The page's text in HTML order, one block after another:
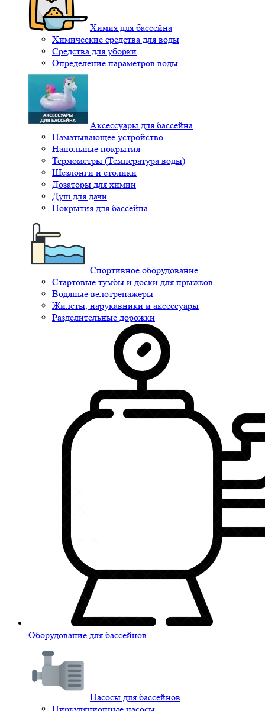
Химия для бассейна
Химические средства для воды
Средства для уборки
Определение параметров воды
Аксессуары для бассейна
Наматывающее устройство
Напольные покрытия
Термометры (Температура воды)
Шезлонги и столики
Дозаторы для химии
Душ для дачи
Покрытия для бассейна
Спортивное оборудование
Стартовые тумбы и доски для прыжков
Водяные велотренажеры
Жилеты, нарукавники и аксессуары
Разделительные дорожки
Оборудование для бассейнов
Насосы для бассейнов